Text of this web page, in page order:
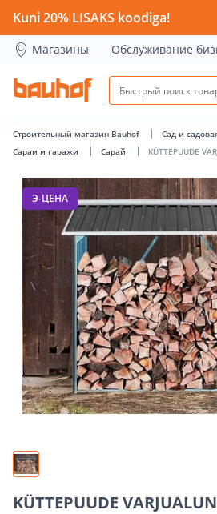
KÜTTEPUUDE VARJUALUNE -
Kuni 20% LISAKS koodiga!
Магазины Обслуживание
Строительный магазин Bauhof
Сад и
Сараи и гаражи
Сарай KÜTTEPUUDE
Э-ЦЕНА
KÜTTEPUUDE